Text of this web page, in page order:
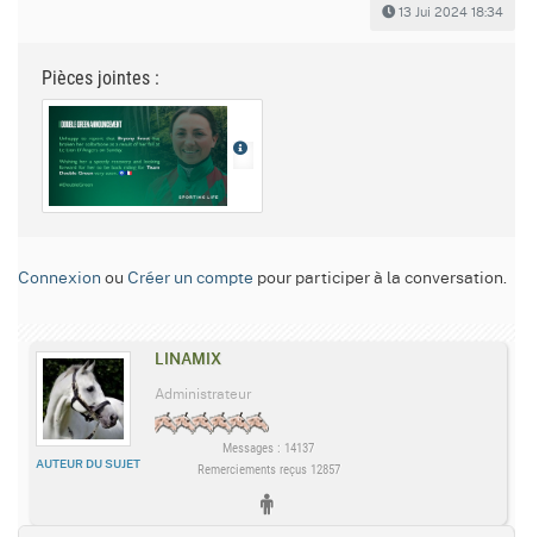
13 Jui 2024 18:34
Pièces jointes :
Connexion ou Créer un compte pour participer à la conversation.
LINAMIX
AUTEUR DU SUJET
Administrateur
Messages : 14137
Remerciements reçus 12857